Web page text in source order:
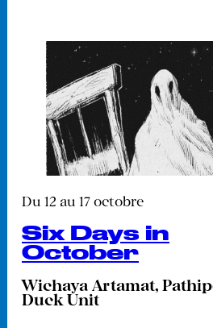
Du 12 au 17 octobre
Six Days in
October
Wichaya Artamat,
Duck Unit